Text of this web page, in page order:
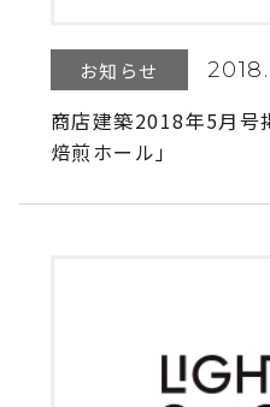
お知らせ
商店建築2018年5月号
焙煎ホール」